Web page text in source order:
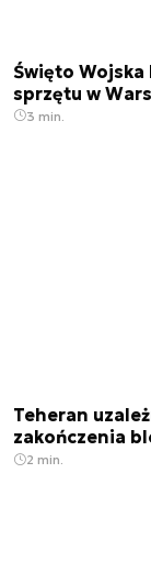
Święto
sprzętu w
3 min.
Teheran
zakończenia
2 min.